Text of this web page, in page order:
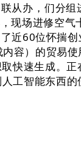
办，们分组
现场进修空
近60位怀揣
容）的贸易
快速生成。
工智能东西